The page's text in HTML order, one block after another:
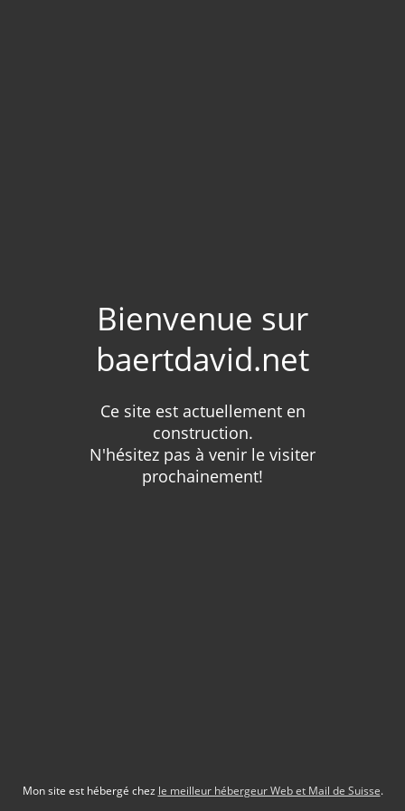
Bienvenue sur
baertdavid.net
Ce site est actuellement en
construction.
N'hésitez pas à venir le visiter
prochainement!
Mon site est hébergé chez le meilleur hébergeur Web et Mail de Suisse.